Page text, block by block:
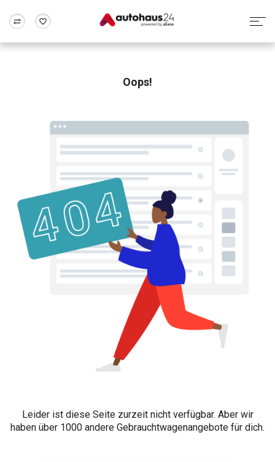
Rund um die Inzahlungnahme
Oops!
Leider ist diese Seite zurzeit nicht verfügbar. Aber wir
haben über 1000 andere Gebrauchtwagenangebote für dich.